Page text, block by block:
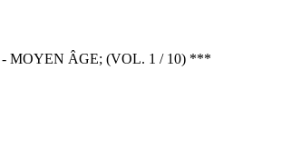
MOYEN ÂGE; (VOL. 1 / 10) ***